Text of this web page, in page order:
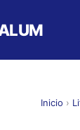
Inicio ›